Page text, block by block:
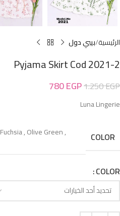
الرئيسية بيبي دول
Pyjama Skirt Cod 2021-2
1.250EGP
780EGP
Luna Lingerie
COLOR
Fuchsia,Olive Green,
COLOR